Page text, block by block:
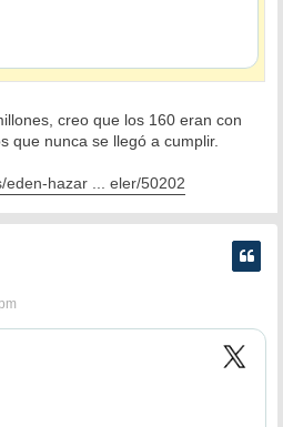
creo que los 160 eran con
que nunca se llegó a cumplir.
eden-hazar ... eler/50202